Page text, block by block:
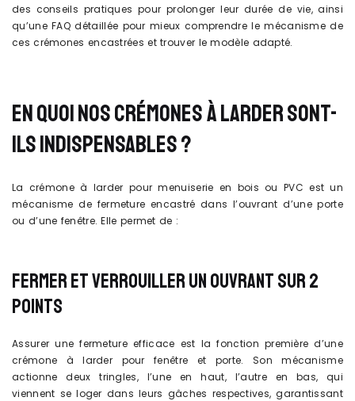
des conseils pratiques pour prolonger leur durée de vie, ainsi
qu’une FAQ détaillée pour mieux comprendre le mécanisme de
ces crémones encastrées et trouver le modèle adapté.
EN QUOI NOS CRÉMONES À LARDER SONT-
ILS INDISPENSABLES ?
La crémone à larder pour menuiserie en bois ou PVC est un
mécanisme de fermeture encastré dans l’ouvrant d’une porte
ou d’une fenêtre. Elle permet de :
FERMER ET VERROUILLER UN OUVRANT SUR 2
POINTS
Assurer une fermeture efficace est la fonction première d’une
crémone à larder pour fenêtre et porte. Son mécanisme
actionne deux tringles, l’une en haut, l’autre en bas, qui
viennent se loger dans leurs gâches respectives, garantissant